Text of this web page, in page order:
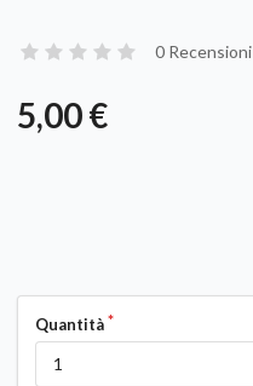
0 Recensioni
5,00 €
Quantità